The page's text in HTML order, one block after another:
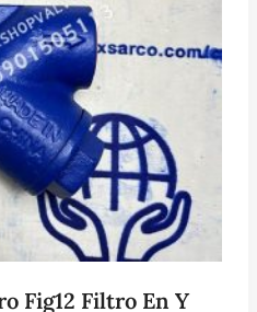
Fig12 Filtro En Y